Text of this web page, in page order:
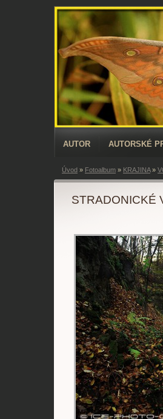
AUTOR AUTORSKÉ
Úvod » Fotoalbum » KRAJINA»
STRADONICKÉ